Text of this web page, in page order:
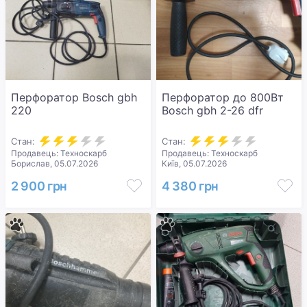
Перфоратор Bosch gbh
220
Стан:
Продавець: Техноскарб
Борислав, 05.07.2026
2 900 грн
Перфоратор до 800Вт
Bosch gbh 2-26 dfr
Стан:
Продавець: Техноскарб
Київ, 05.07.2026
4 380 грн